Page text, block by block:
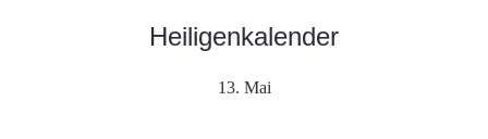
Heiligenkalender
13. Mai